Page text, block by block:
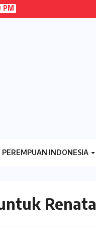
PM
PEREMPUAN INDONESIA
Renata